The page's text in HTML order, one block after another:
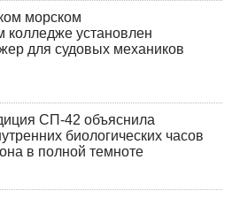
морском
установлен
для судовых механиков
СП-42 объяснила
биологических часов
в полной темноте